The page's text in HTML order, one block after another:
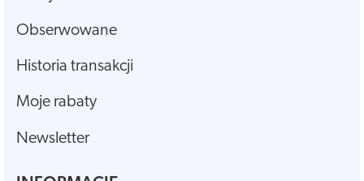
Obserwowane
Historia transakcji
Moje rabaty
Newsletter